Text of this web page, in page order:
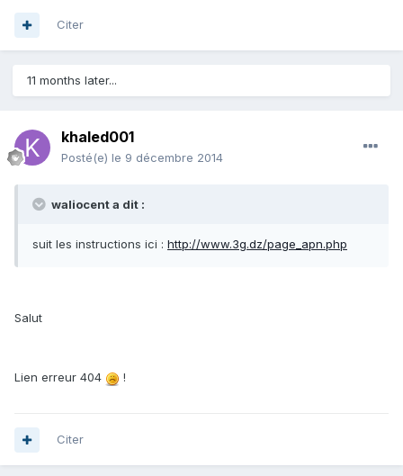
Citer
11 months later...
khaled001
Posté(e) le 9 décembre 2014
waliocent a dit :
suit les instructions ici : http://www.3g.dz/page_apn.php
Salut
Lien erreur 404 !
Citer